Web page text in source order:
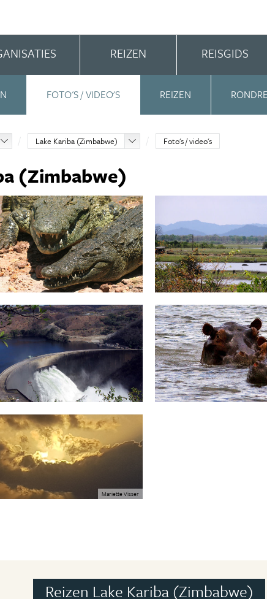
REIZEN REISGIDS
FOTO'S / VIDEO'S REIZEN
Lake Kariba (Zimbabwe) Foto's / video's
(Zimbabwe)
Mariette Visser
Reizen Lake Kariba (Zimbabwe)